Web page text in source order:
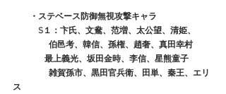
・ステベース防御無視攻撃キャラ
S１：卞氏、文鴦、范増、太公望、清姫、
伯邑考、韓信、孫権、趙奢、真田幸村
最上義光、坂田金時、李信、星熊童子
雑賀孫市、黒田官兵衛、田単、秦王、エリ
ス